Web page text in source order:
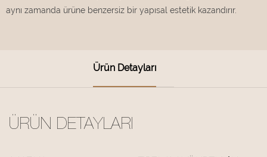
aynı zamanda ürüne benzersiz bir yapısal estetik kazandırır.
Ürün Detayları
ÜRÜN DETAYLARI